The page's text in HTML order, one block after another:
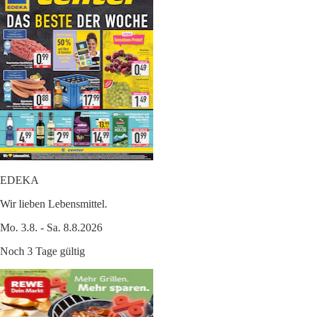
EDEKA
Wir lieben Lebensmittel.
Mo. 3.8. - Sa. 8.8.2026
Noch 3 Tage gültig